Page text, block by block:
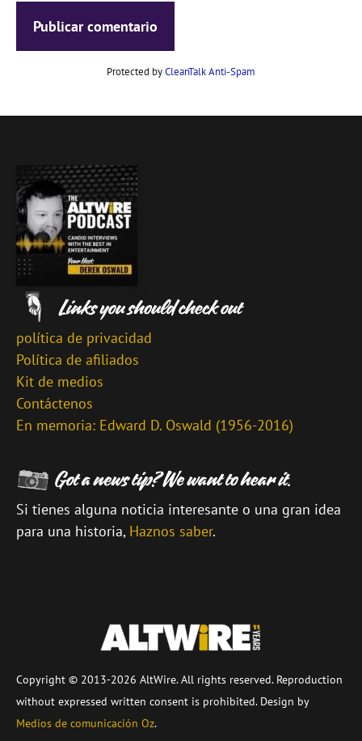
Protected byCleanTalk Anti-Spam
política de privacidad
Política de afiliados
Kit de medios
Contáctenos
En memoria: Edward D. Oswald (1956-2016)
Si tienes alguna noticia interesante o una gran idea
para una historia, Haznos saber.
Copyright © 2013-2026 AltWire. All rights reserved. Reproduction
without expressed written consent is prohibited. Design by
Medios de comunicación Oz.